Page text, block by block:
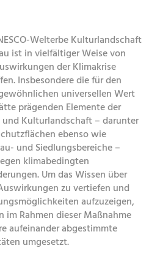
der
Forschung.
&
und
Welterbe Kulturlandschaft
ist in vielfältiger Weise von
der Klimakrise
Insbesondere die für den
universellen Wert
prägenden Elemente der
Kulturlandschaft – darunter
ebenso wie
und Siedlungsbereiche –
klimabedingten
Um das Wissen über
zu vertiefen und
aufzuzeigen,
im Rahmen dieser Maßnahme
aufeinander abgestimmte
umgesetzt.